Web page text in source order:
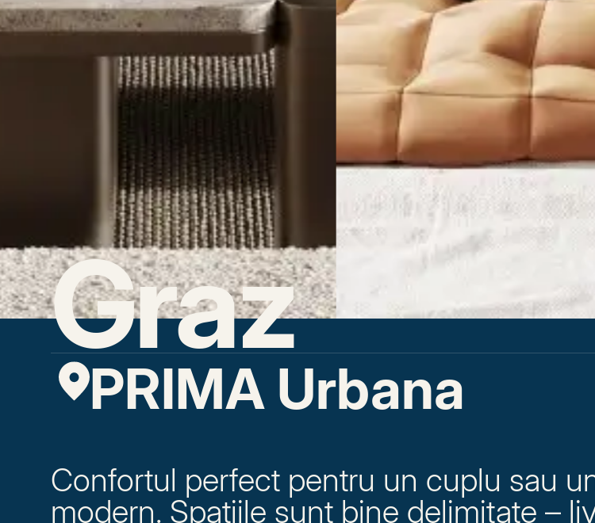
Graz
PRIMA Urbana
Confortul perfect pentru un cuplu sau
modern. Spațiile sunt bine delimitate –